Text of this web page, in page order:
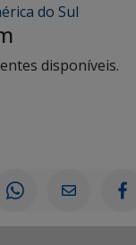
do Sul
disponíveis.